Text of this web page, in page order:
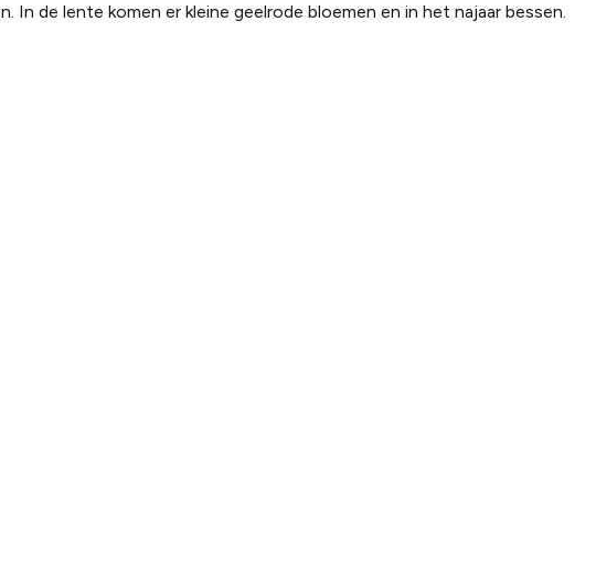
de lente komen er kleine geelrode bloemen en in het najaar bessen.